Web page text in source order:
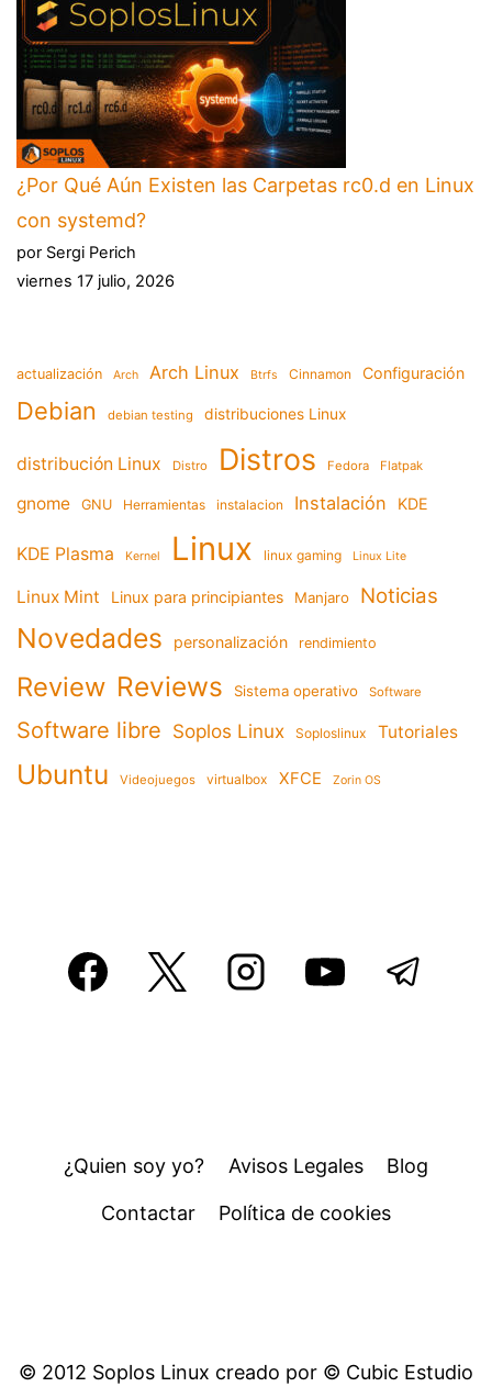
¿Por Qué Aún Existen las Carpetas rc0.d en Linux
con systemd?
por Sergi Perich
viernes 17 julio, 2026
actualización Arch Arch Linux Btrfs Cinnamon Configuración
Debian debian testing distribuciones Linux
distribución Linux Distro Distros Fedora Flatpak
gnome GNU Herramientas instalacion Instalación KDE
KDE Plasma Kernel Linux linux gaming Linux Lite
Linux Mint Linux para principiantes Manjaro Noticias
Novedades personalización rendimiento
Review Reviews Sistema operativo Software
Software libre Soplos Linux Soploslinux Tutoriales
Ubuntu Videojuegos virtualbox XFCE Zorin OS
¿Quien soy yo? Avisos Legales Blog
Contactar Política de cookies
© 2012 Soplos Linux creado por © Cubic Estudio